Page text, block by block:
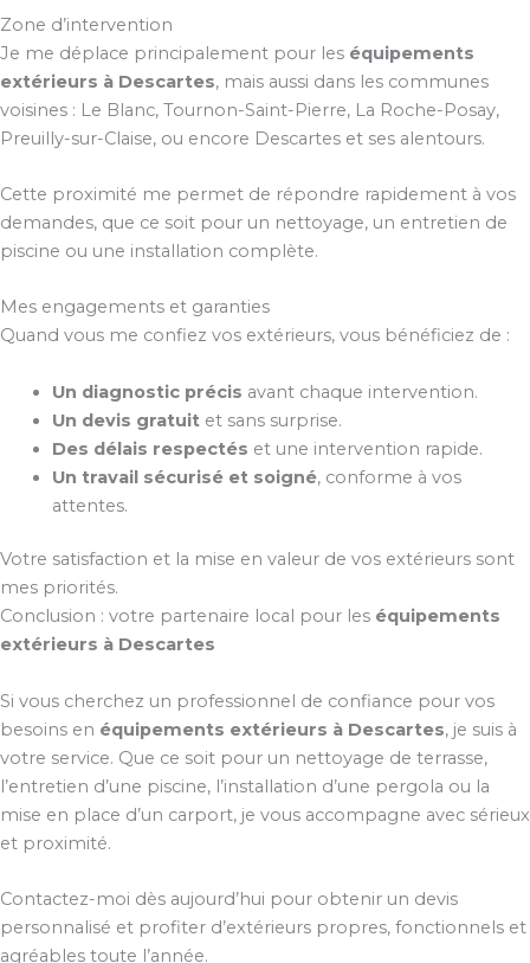
Zone d’intervention
Je me déplace principalement pour les équipements
extérieurs à Descartes, mais aussi dans les communes
voisines : Le Blanc, Tournon-Saint-Pierre, La Roche-Posay,
Preuilly-sur-Claise, ou encore Descartes et ses alentours.
Cette proximité me permet de répondre rapidement à vos
demandes, que ce soit pour un nettoyage, un entretien de
piscine ou une installation complète.
Mes engagements et garanties
Quand vous me confiez vos extérieurs, vous bénéficiez de :
Un diagnostic précis avant chaque intervention.
Un devis gratuitet sans surprise.
Des délais respectés et une intervention rapide.
Un travail sécurisé et soigné, conforme à vos
attentes.
Votre satisfaction et la mise en valeur de vos extérieurs sont
mes priorités.
Conclusion : votre partenaire local pour les équipements
extérieurs à Descartes
Si vous cherchez un professionnel de confiance pour vos
besoins en équipements extérieurs à Descartes, je suis à
votre service. Que ce soit pour un nettoyage de terrasse,
l’entretien d’une piscine, l’installation d’une pergola ou la
mise en place d’un carport, je vous accompagne avec sérieux
et proximité.
Contactez-moi dès aujourd’hui pour obtenir un devis
personnalisé et profiter d’extérieurs propres, fonctionnels et
agréables toute l’année.